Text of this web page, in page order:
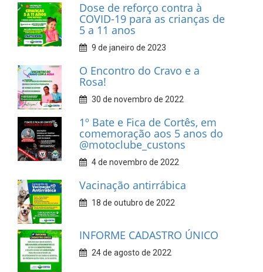
Dose de reforço contra à
COVID-19 para as crianças de
5 a 11 anos
9 de janeiro de 2023
O Encontro do Cravo e a
Rosa!
30 de novembro de 2022
1º Bate e Fica de Cortês, em
comemoração aos 5 anos do
@motoclube_custons
4 de novembro de 2022
Vacinação antirrábica
18 de outubro de 2022
INFORME CADASTRO ÚNICO
24 de agosto de 2022